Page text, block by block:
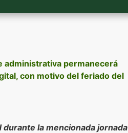
administrativa permanecerá
con motivo del feriado del
la mencionada jornada